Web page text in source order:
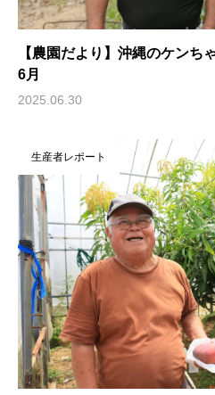
【農園だより】沖縄のケンち
6月
2025.06.30
生産者レポート